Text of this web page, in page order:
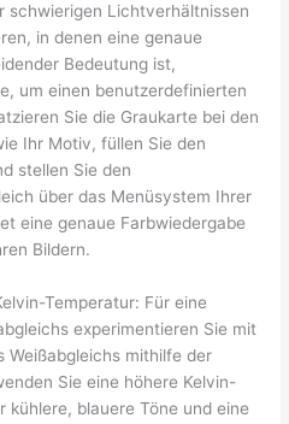
schwierigen Lichtverhältnissen
in denen eine genaue
Bedeutung ist,
um einen benutzerdefinierten
Sie die Graukarte bei den
Ihr Motiv, füllen Sie den
stellen Sie den
über das Menüsystem Ihrer
eine genaue Farbwiedergabe
Bildern.
Temperatur: Für eine
experimentieren Sie mit
Weißabgleichs mithilfe der
Sie eine höhere Kelvin-
blauere Töne und eine